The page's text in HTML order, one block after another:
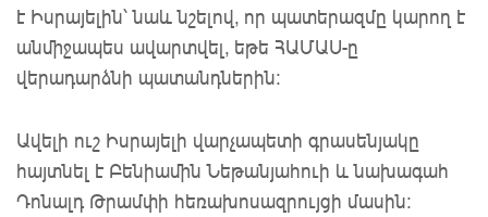
է Իսրայելին՝ նաև նշելով, որ պատերազմը կարող է
անմիջապես ավարտվել, եթե ՀԱՄԱՍ-ը
վերադարձնի պատանդներին:
Ավելի ուշ Իսրայելի վարչապետի գրասենյակը
հայտնել է Բենիամին Նեթանյահուի և նախագահ
Դոնալդ Թրամփի հեռախոսազրույցի մասին: